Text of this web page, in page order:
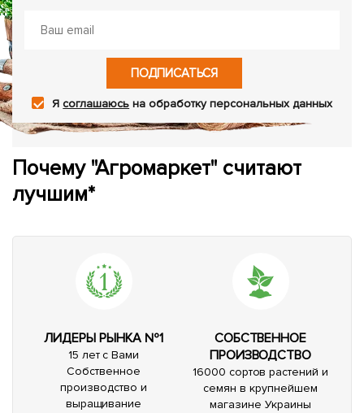
ПОДПИСАТЬСЯ
Ясоглашаюсь на обработку персональных данных
Почему "Агромаркет" считают
лучшим*
ЛИДЕРЫ РЫНКА №1
15 лет с Вами
Собственное
производство и
выращивание
СОБСТВЕННОЕ
ПРОИЗВОДСТВО
16000 сортов растений и
семян в крупнейшем
магазине Украины